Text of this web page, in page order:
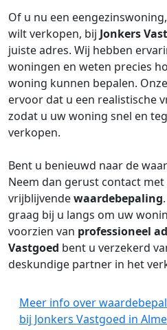
Of u nu een eengezinswoning,
wilt verkopen, bij Jonkers
juiste adres. Wij hebben
woningen en weten precies
woning kunnen bepalen.
ervoor dat u een realistische
zodat u uw woning snel en
verkopen.
Bent u benieuwd naar de
Neem dan gerust contact
vrijblijvendewaardebepaling
graag bij u langs om uw
voorzien van professioneel
Vastgoed bent u verzekerd
deskundige partner in het
Meer info over
bij Jonkers Vastgoed in